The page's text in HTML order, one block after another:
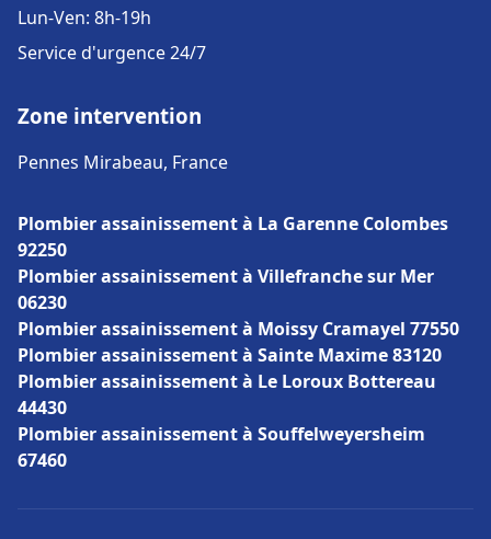
Lun-Ven: 8h-19h
Service d'urgence 24/7
Zone intervention
Pennes Mirabeau, France
Plombier assainissement à La Garenne Colombes
92250
Plombier assainissement à Villefranche sur Mer
06230
Plombier assainissement à Moissy Cramayel 77550
Plombier assainissement à Sainte Maxime 83120
Plombier assainissement à Le Loroux Bottereau
44430
Plombier assainissement à Souffelweyersheim
67460